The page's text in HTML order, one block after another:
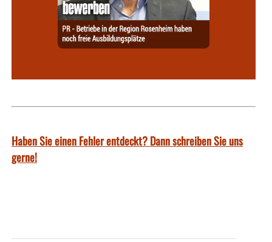
Haben Sie einen Fehler entdeckt? Dann schreiben Sie uns
gerne!